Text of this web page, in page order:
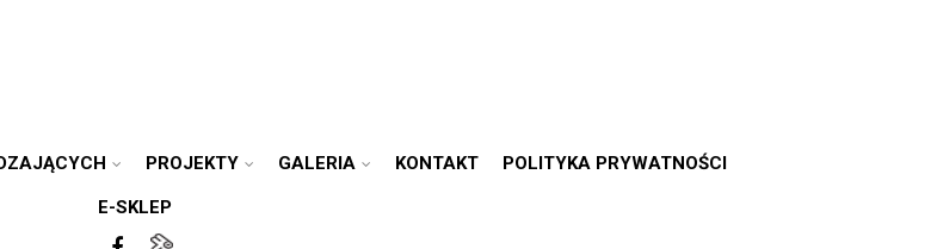
PROJEKTY GALERIA KONTAKT POLITYKA PRYWATNOŚCI
E-SKLEP